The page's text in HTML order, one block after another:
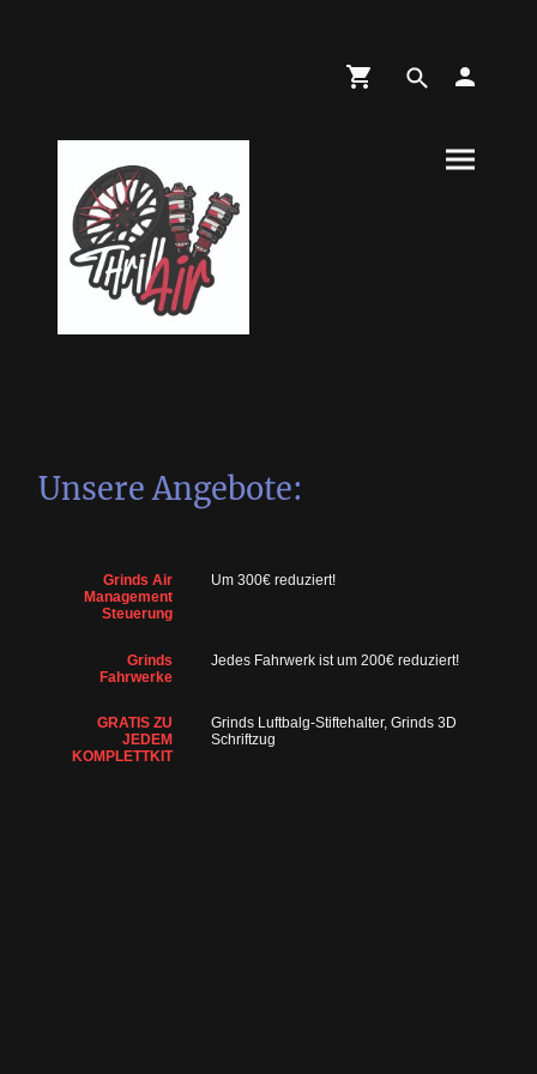
Unsere Angebote:
Grinds Air
Management
Steuerung
Um 300€ reduziert!
Grinds
Fahrwerke
Jedes Fahrwerk ist um 200€ reduziert!
GRATIS ZU
JEDEM
KOMPLETTKIT
Grinds Luftbalg-Stiftehalter, Grinds 3D
Schriftzug